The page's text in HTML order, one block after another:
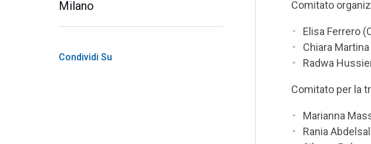
Milano
Condividi Su
Comitato
Elisa Ferrero
Chiara
Radwa
Comitato per la
Marianna
Rania